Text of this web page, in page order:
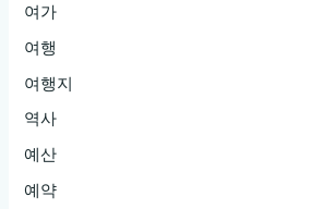
여가
여행
여행지
역사
예산
예약